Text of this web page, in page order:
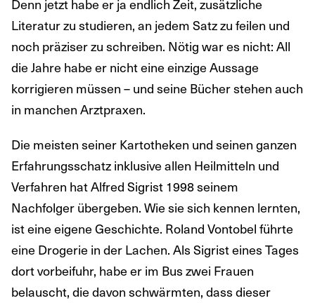
Denn jetzt habe er ja endlich Zeit, zusätzliche
Literatur zu studieren, an jedem Satz zu feilen und
noch präziser zu schreiben. Nötig war es nicht: All
die Jahre habe er nicht eine einzige Aussage
korrigieren müssen – und seine Bücher stehen auch
in manchen Arztpraxen.
Die meisten seiner Kartotheken und seinen ganzen
Erfahrungsschatz inklusive allen Heilmitteln und
Verfahren hat Alfred Sigrist 1998 seinem
Nachfolger übergeben. Wie sie sich kennen lernten,
ist eine eigene Geschichte. Roland Vontobel führte
eine Drogerie in der Lachen. Als Sigrist eines Tages
dort vorbeifuhr, habe er im Bus zwei Frauen
belauscht, die davon schwärmten, dass dieser